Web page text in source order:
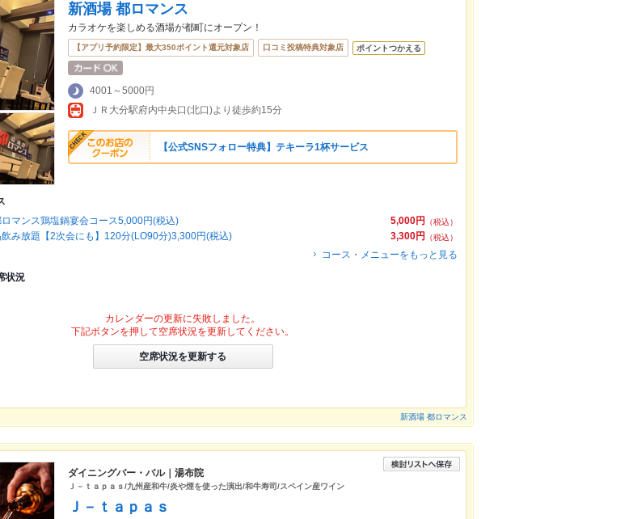
新酒場 都ロマンス
カラオケを楽しめる酒場が都町にオープン！
【アプリ予約限定】最大350ポイント還元対象店 口コミ投稿特典対象店 ポイントつかえる
4001～5000円
ＪＲ大分駅府内中央口(北口)より徒歩約15分
【公式SNSフォロー特典】テキーラ1杯サービス
5,000円
（税込）
ロマンス鶏塩鍋宴会コース5,000円(税込)
3,300円
（税込）
み放題【2次会にも】120分(LO90分)3,300円(税込)
コース・メニューをもっと見る
状況
カレンダーの更新に失敗しました。
下記ボタンを押して空席状況を更新してください。
空席状況を更新する
新酒場 都ロマンス
ダイニングバー・バル｜湯布院
Ｊ－ｔａｐａｓ/九州産和牛/炎や煙を使った演出/和牛寿司/スペイン産ワイン
Ｊ－ｔａｐａｓ